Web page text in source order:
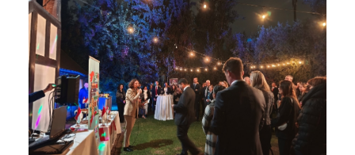
Lettres et Livres
Mode
Musique
Enseignement, formation, stage et emploi
Recherche & innovation
Revue W+B
Les Belges Histoires